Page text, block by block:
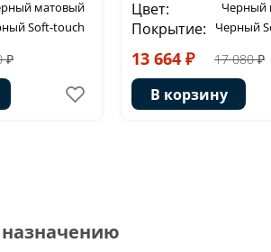
матовый
Soft-touch
₽
Цвет:
Черный
Покрытие: Черный
13 664 ₽ 17 080 ₽
В корзину